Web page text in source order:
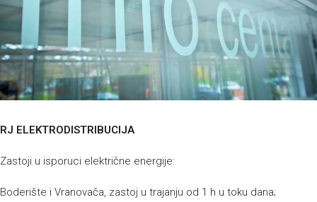
RJ ELEKTRODISTRIBUCIJA
Zastoji u isporuci električne energije:
Boderište i Vranovača, zastoj u trajanju od 1 h u toku dana;